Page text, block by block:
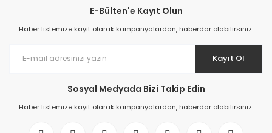
E-Bülten'e Kayıt Olun
Haber listemize kayıt olarak kampanyalardan, haberdar olabilirsiniz.
Kayıt Ol
Sosyal Medyada Bizi Takip Edin
Haber listemize kayıt olarak kampanyalardan, haberdar olabilirsiniz.